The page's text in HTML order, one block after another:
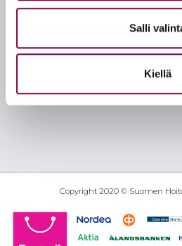
Salli
Kiellä
verkkokauppa, joka on palvellut
ammattilaisia jo
Copyright 2020 © Suomen